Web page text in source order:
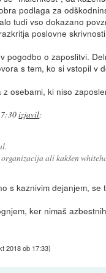
podlaga za
tudi vso dokazano
poslovne
pogodbo o zaposlitvi.
s tem, ko si vstopil v
z osebami, ki niso
izjavil:
ali kakšen
s kaznivim dejanjem, se
ker nimaš
2018 ob 17:33)